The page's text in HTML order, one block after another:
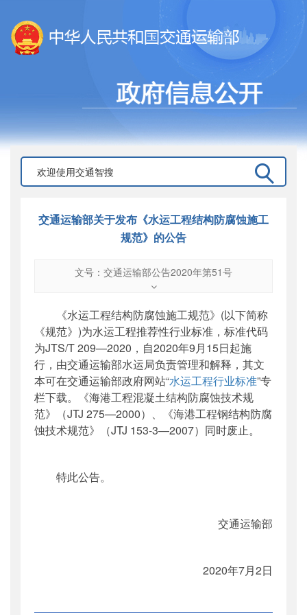
交通运输部关于发布《水运工程结构防腐蚀施工
规范》的公告
文号：交通运输部公告2020年第51号
交通运输部公告2020年第51号
公开日期：2020年07月07日
主题词：
水运工程;防腐蚀;施工规范
机构分类：水运局
主题分类：标准
公文类型：部公告通告
《水运工程结构防腐蚀施工规范》(以下简称
《规范》)为水运工程推荐性行业标准，标准代码
为JTS/T 209—2020，自2020年9月15日起施
行，由交通运输部水运局负责管理和解释，其文
本可在交通运输部政府网站“水运工程行业标准”专
栏下载。《海港工程混凝土结构防腐蚀技术规
范》（JTJ 275—2000）、《海港工程钢结构防腐
蚀技术规范》（JTJ 153-3—2007）同时废止。
特此公告。
交通运输部
2020年7月2日